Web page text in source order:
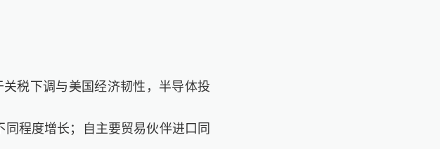
税下调与美国经济韧性，半导体投
程度增长；自主要贸易伙伴进口同